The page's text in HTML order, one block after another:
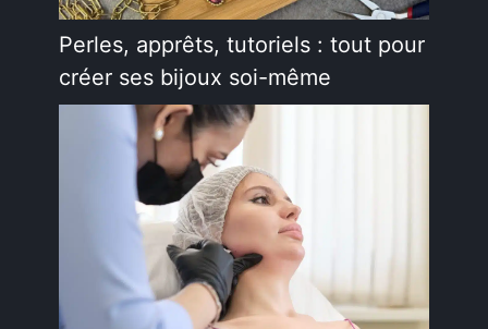
Perles, apprêts, tutoriels : tout pour
créer ses bijoux soi-même